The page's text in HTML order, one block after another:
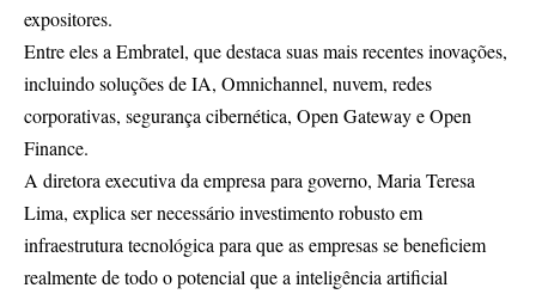
expositores.
Entre eles a Embratel, que destaca suas mais recentes inovações,
incluindo soluções de IA, Omnichannel, nuvem, redes
corporativas, segurança cibernética, Open Gateway e Open
Finance.
A diretora executiva da empresa para governo, Maria Teresa
Lima, explica ser necessário investimento robusto em
infraestrutura tecnológica para que as empresas se beneficiem
realmente de todo o potencial que a inteligência artificial